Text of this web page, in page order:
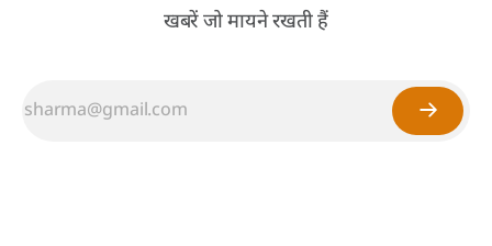
खबरें जो मायने रखती हैं